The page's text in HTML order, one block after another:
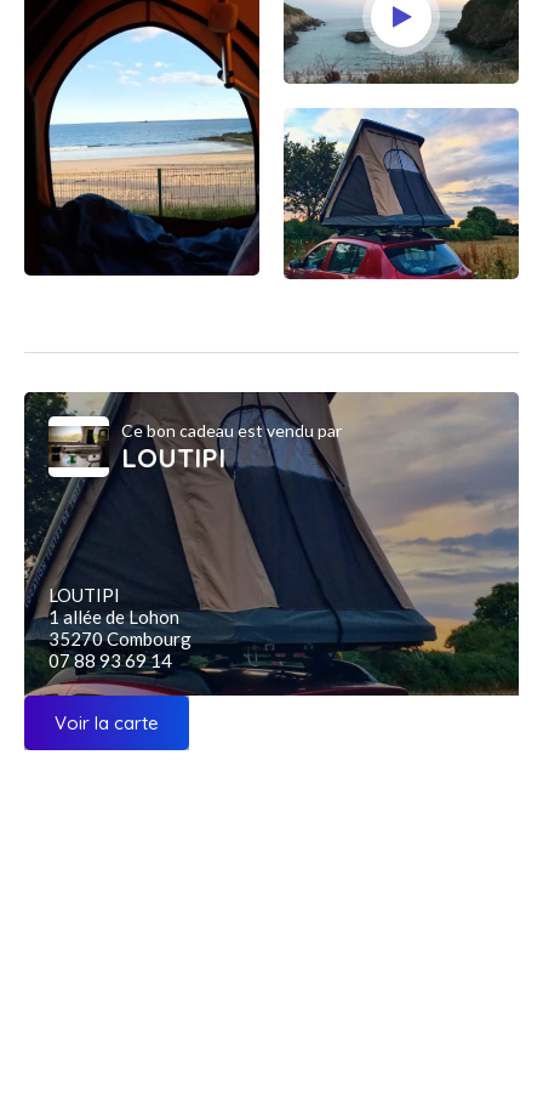
Ce bon cadeau est vendu par
LOUTIPI
LOUTIPI
1 allée de Lohon
35270 Combourg
07 88 93 69 14
Voir la carte